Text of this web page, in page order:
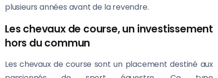
plusieurs années avant de la revendre.
Les chevaux de course, un investissement
hors du commun
Les chevaux de course sont un placement destiné aux